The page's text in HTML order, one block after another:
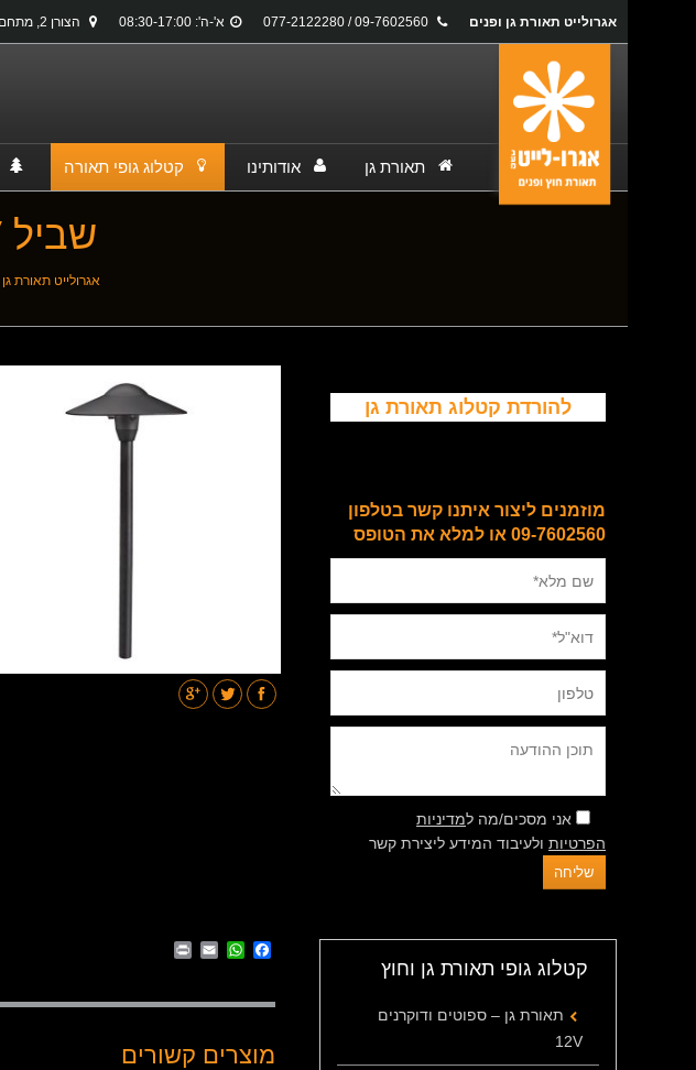
אגרולייט תאורת גן ופנים א'-ה': 08:30-17:00 הצורן 2, מתחם יוחננוף, אזוה''ת פולג, נתניה
תאורת גן אודותינו קטלוג גופי תאורה
שביל 12V – רונה
אגרולייט תאורת גן
Facebook
WhatsApp
Email
מוצרים קשורים
להורדת קטלוג תאורת גן
מוזמנים ליצור איתנו קשר בטלפון
09-7602560 או למלא את הטופס
אני מסכים/מה למדיניות
הפרטיות ולעיבוד המידע ליצירת קשר
קטלוג גופי תאורת גן וחוץ
תאורת גן – ספוטים ודוקרנים
12V